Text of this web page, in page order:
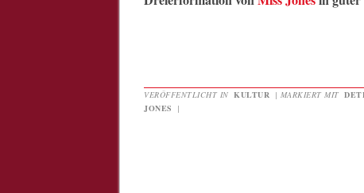
VERÖFFENTLICHT IN KULTUR | MARKIERT MIT
JONES
|